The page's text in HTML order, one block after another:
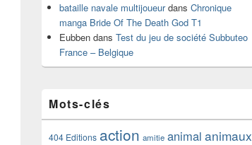
bataille navale multijoueurdans Chronique
manga Bride Of The Death God T1
Eubben dans Test du jeu de société Subbuteo
France – Belgique
Mots-clés
404 Editions action amitie animal animaux